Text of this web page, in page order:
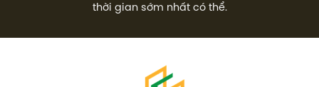
thời gian sớm nhất có thể.